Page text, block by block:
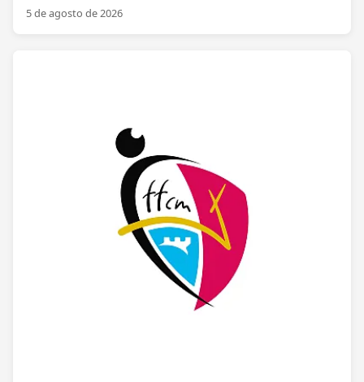
5 de agosto de 2026